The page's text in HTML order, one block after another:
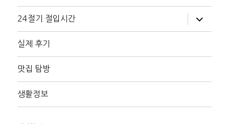
24절기 절입시간
위
메
장
실제 후기
맛집 탐방
생활정보